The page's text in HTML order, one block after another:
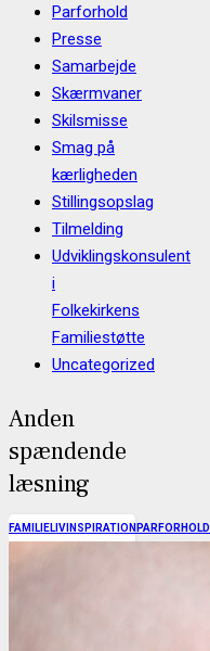
Parforhold
Presse
Samarbejde
Skærmvaner
Skilsmisse
Smag på
kærligheden
Stillingsopslag
Tilmelding
Udviklingskonsulent
i
Folkekirkens
Familiestøtte
Uncategorized
Anden
spændende
læsning
FAMILIELIV INSPIRATION PARFORHOLD